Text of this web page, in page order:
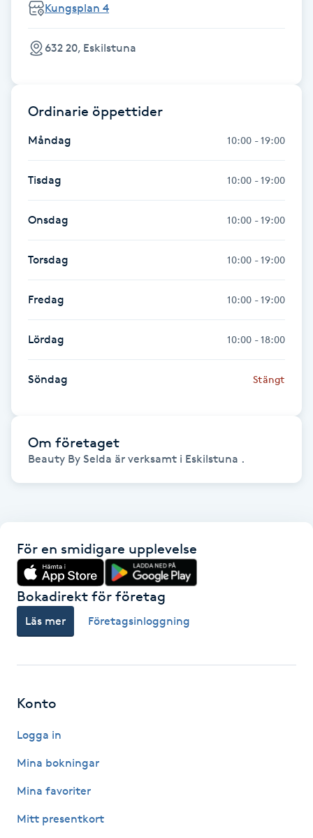
Fransk manikyr
Fransrengöring
Friskvård
Friskvårdsmassage
Frisör
Funktionsanalys
Färgning
Föning
Gel naglar
Gravidmassage
Gravidyoga
Gruppträning
Gua Sha-massage
Headspa
Healing
Kungsplan 4
632 20, Eskilstuna
Ordinarie öppettider
Måndag 10:00 - 19:00
Tisdag 10:00 - 19:00
Onsdag 10:00 - 19:00
Torsdag 10:00 - 19:00
Fredag 10:00 - 19:00
Lördag 10:00 - 18:00
Söndag Stängt
Om företaget
Beauty By Selda är verksamt i Eskilstuna .
För en smidigare upplevelse
Bokadirekt för företag
Läs mer Företagsinloggning
Konto
Logga in
Mina bokningar
Mina favoriter
Mitt presentkort